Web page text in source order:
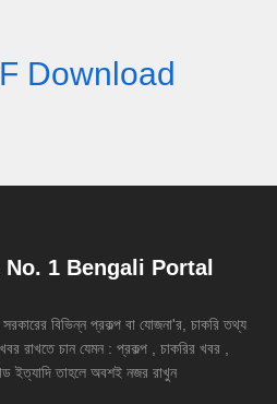
Download
1 Bengali Portal
বিভিন্ন প্রকল্প বা যোজনা'র, চাকরি তথ্য
রাখতে চান যেমন : প্রকল্প , চাকরির খবর ,
ইত্যাদি তাহলে অবশই নজর রাখুন